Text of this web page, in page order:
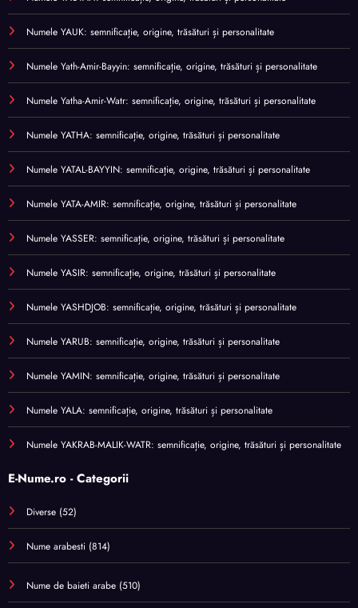
Numele YAUK: semnificație, origine, trăsături și personalitate
Numele Yath-Amir-Bayyin: semnificație, origine, trăsături și personalitate
Numele Yatha-Amir-Watr: semnificație, origine, trăsături și personalitate
Numele YATHA: semnificație, origine, trăsături și personalitate
Numele YATAL-BAYYIN: semnificație, origine, trăsături și personalitate
Numele YATA-AMIR: semnificație, origine, trăsături și personalitate
Numele YASSER: semnificație, origine, trăsături și personalitate
Numele YASIR: semnificație, origine, trăsături și personalitate
Numele YASHDJOB: semnificație, origine, trăsături și personalitate
Numele YARUB: semnificație, origine, trăsături și personalitate
Numele YAMIN: semnificație, origine, trăsături și personalitate
Numele YALA: semnificație, origine, trăsături și personalitate
Numele YAKRAB-MALIK-WATR: semnificație, origine, trăsături și personalitate
E-Nume.ro - Categorii
Diverse (52)
Nume arabesti (814)
Nume de baieti arabe (510)